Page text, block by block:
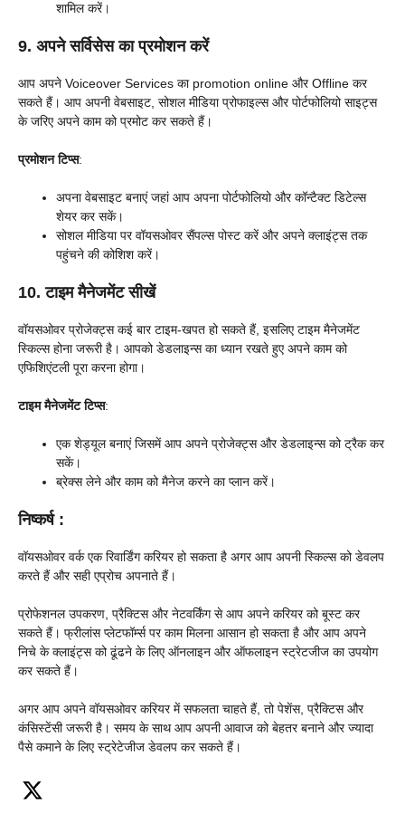
शामिल करें।
9. अपने सर्विसेस का प्रमोशन करें
आप अपने Voiceover Services का promotion online और Offline कर
सकते हैं। आप अपनी वेबसाइट, सोशल मीडिया प्रोफाइल्स और पोर्टफोलियो साइट्स
के जरिए अपने काम को प्रमोट कर सकते हैं।
प्रमोशन टिप्स:
अपना वेबसाइट बनाएं जहां आप अपना पोर्टफोलियो और कॉन्टैक्ट डिटेल्स
शेयर कर सकें।
सोशल मीडिया पर वॉयसओवर सैंपल्स पोस्ट करें और अपने क्लाइंट्स तक
पहुंचने की कोशिश करें।
10. टाइम मैनेजमेंट सीखें
वॉयसओवर प्रोजेक्ट्स कई बार टाइम-खपत हो सकते हैं, इसलिए टाइम मैनेजमेंट
स्किल्स होना जरूरी है। आपको डेडलाइन्स का ध्यान रखते हुए अपने काम को
एफिशिएंटली पूरा करना होगा।
टाइम मैनेजमेंट टिप्स:
एक शेड्यूल बनाएं जिसमें आप अपने प्रोजेक्ट्स और डेडलाइन्स को ट्रैक कर
सकें।
ब्रेक्स लेने और काम को मैनेज करने का प्लान करें।
निष्कर्ष:
वॉयसओवर वर्क एक रिवार्डिंग करियर हो सकता है अगर आप अपनी स्किल्स को डेवलप
करते हैं और सही एप्रोच अपनाते हैं।
प्रोफेशनल उपकरण, प्रैक्टिस और नेटवर्किंग से आप अपने करियर को बूस्ट कर
सकते हैं। फ्रीलांस प्लेटफॉर्म्स पर काम मिलना आसान हो सकता है और आप अपने
निचे के क्लाइंट्स को ढूंढने के लिए ऑनलाइन और ऑफलाइन स्ट्रेटजीज का उपयोग
कर सकते हैं।
अगर आप अपने वॉयसओवर करियर में सफलता चाहते हैं, तो पेशेंस, प्रैक्टिस और
कंसिस्टेंसी जरूरी है। समय के साथ आप अपनी आवाज को बेहतर बनाने और ज्यादा
पैसे कमाने के लिए स्ट्रेटेजीज डेवलप कर सकते हैं।